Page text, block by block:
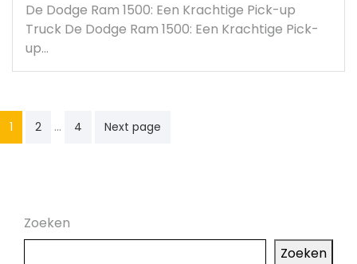
De Dodge Ram 1500: Een Krachtige Pick-up
Truck De Dodge Ram 1500: Een Krachtige Pick-
up…
Posts
pagination
1 2 … 4 Next page
Zoeken
Zoeken